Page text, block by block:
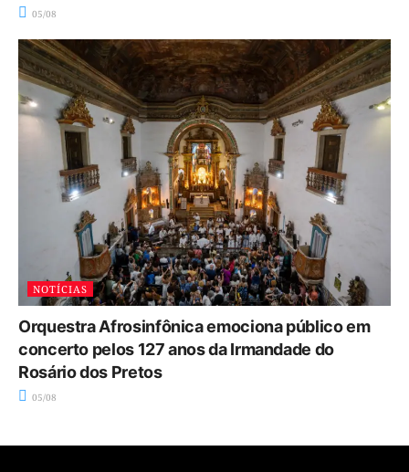
05/08
NOTÍCIAS
Orquestra Afrosinfônica emociona público em
concerto pelos 127 anos da Irmandade do
Rosário dos Pretos
05/08